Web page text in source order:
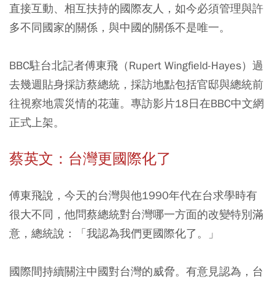
直接互動、相互扶持的國際友人，如今必須管理與許
多不同國家的關係，與中國的關係不是唯一。
BBC駐台北記者傅東飛（Rupert Wingfield-Hayes）過
去幾週貼身採訪蔡總統，採訪地點包括官邸與總統前
往視察地震災情的花蓮。專訪影片18日在BBC中文網
正式上架。
蔡英文：台灣更國際化了
傅東飛說，今天的台灣與他1990年代在台求學時有
很大不同，他問蔡總統對台灣哪一方面的改變特別滿
意，總統說：「我認為我們更國際化了。」
國際間持續關注中國對台灣的威脅。有意見認為，台